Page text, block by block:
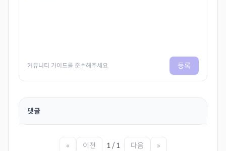
커뮤니티 가이드를 준수해주세요 등록
댓글
« 이전 1 / 1 다음 »